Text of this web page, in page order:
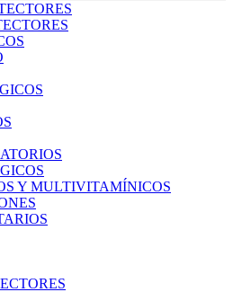
Y MULTIVITAMÍNICOS